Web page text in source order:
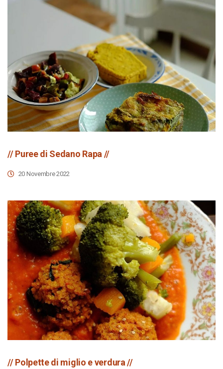
// Puree di Sedano Rapa //
20 Novembre 2022
// Polpette di miglio e verdura //